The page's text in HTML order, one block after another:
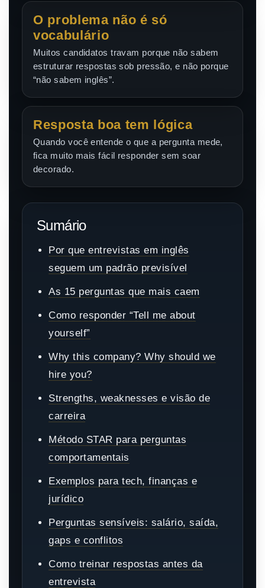
O problema não é só
vocabulário
Muitos candidatos travam porque não sabem
estruturar respostas sob pressão, e não porque
“não sabem inglês”.
Resposta boa tem lógica
Quando você entende o que a pergunta mede,
fica muito mais fácil responder sem soar
decorado.
Sumário
Por que entrevistas em inglês
seguem um padrão previsível
As 15 perguntas que mais caem
Como responder “Tell me about
yourself”
Why this company? Why should we
hire you?
Strengths, weaknesses e visão de
carreira
Método STAR para perguntas
comportamentais
Exemplos para tech, finanças e
jurídico
Perguntas sensíveis: salário, saída,
gaps e conflitos
Como treinar respostas antes da
entrevista